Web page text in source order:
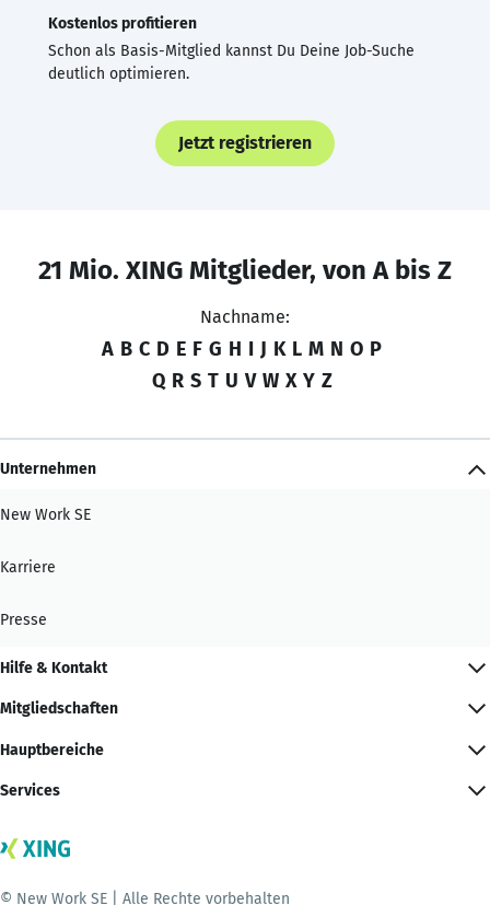
Kostenlos profitieren
Schon als Basis-Mitglied kannst Du Deine Job-Suche
deutlich optimieren.
Jetzt registrieren
21 Mio. XING Mitglieder, von A bis Z
Nachname:
A B C D E F G H I J K L M N O P
Q R S T U V W X Y Z
Unternehmen
New Work SE
Karriere
Presse
Hilfe & Kontakt
Mitgliedschaften
Hauptbereiche
Services
© New Work SE | Alle Rechte vorbehalten